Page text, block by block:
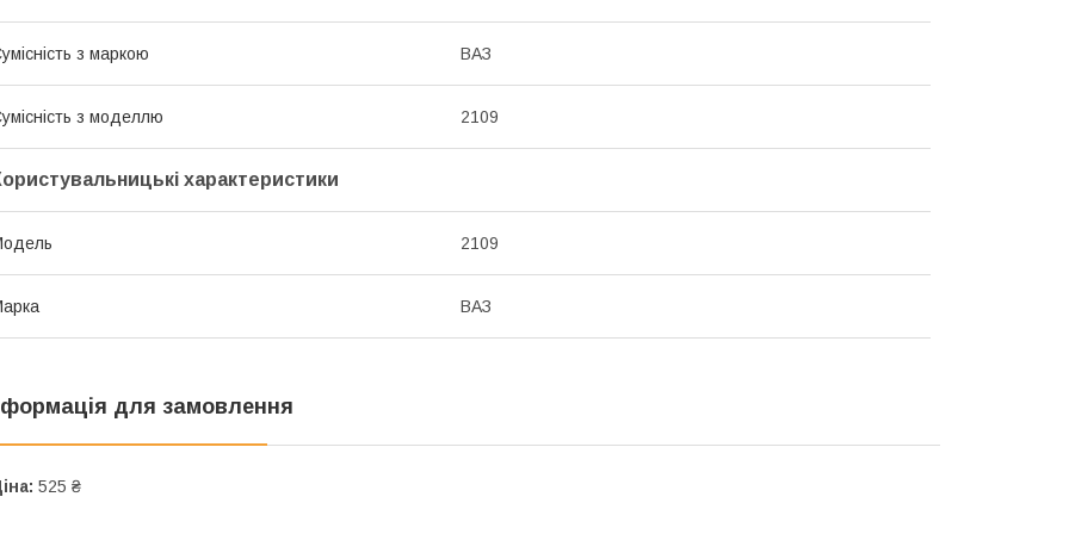
з маркою ВАЗ
з моделлю 2109
характеристики
2109
ВАЗ
для замовлення
525 ₴